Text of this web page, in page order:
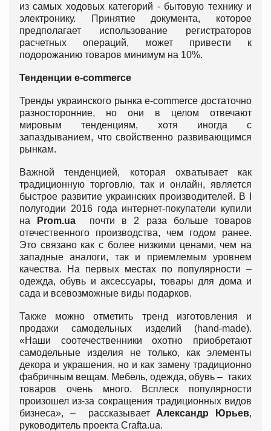
из самых ходовых категорий - бытовую технику и
электронику. Принятие документа, которое
предполагает использование регистраторов
расчетных операций, может привести к
подорожанию товаров минимум на 10%.
Тенденции е-commerce
Тренды украинского рынка е-commerce достаточно
разносторонние, но они в целом отвечают
мировым тенденциям, хотя иногда с
запаздыванием, что свойственно развивающимся
рынкам.
Важной тенденцией, которая охватывает как
традиционную торговлю, так и онлайн, является
быстрое развитие украинских производителей. В I
полугодии 2016 года интернет-покупатели купили
на
Prom.ua почти в 2 раза больше товаров
отечественного производства, чем годом ранее.
Это связано как с более низкими ценами, чем на
западные аналоги, так и приемлемым уровнем
качества. На первых местах по популярности –
одежда, обувь и аксессуары, товары для дома и
сада и всевозможные виды подарков.
Также можно отметить тренд изготовления и
продажи самодельных изделий (hand-made).
«Наши соотечественники охотно приобретают
самодельные изделия не только, как элементы
декора и украшения, но и как замену традиционно
фабричным вещам. Мебель, одежда, обувь – таких
товаров очень много. Всплеск популярности
произошел из-за сокращения традиционных видов
бизнеса», – рассказывает Александр Юрьев,
руководитель проекта Crafta.ua.